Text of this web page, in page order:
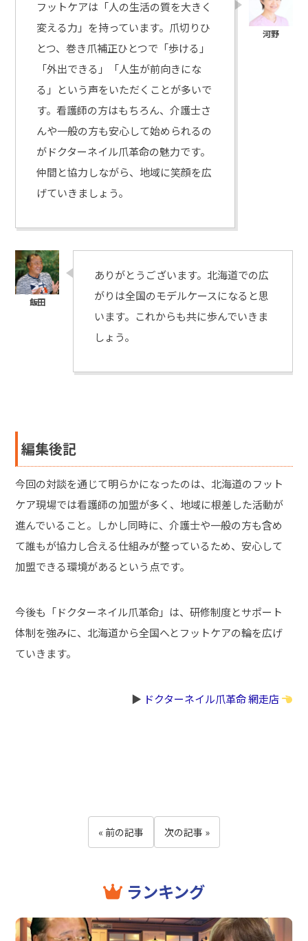
フットケアは「人の生活の質を大きく
変える力」を持っています。爪切りひ
とつ、巻き爪補正ひとつで「歩ける」
「外出できる」「人生が前向きにな
る」という声をいただくことが多いで
す。看護師の方はもちろん、介護士さ
んや一般の方も安心して始められるの
がドクターネイル爪革命の魅力です。
仲間と協力しながら、地域に笑顔を広
げていきましょう。
ありがとうございます。北海道での広
がりは全国のモデルケースになると思
います。これからも共に歩んでいきま
しょう。
編集後記
今回の対談を通じて明らかになったのは、北海道のフット
ケア現場では看護師の加盟が多く、地域に根差した活動が
進んでいること。しかし同時に、介護士や一般の方も含め
て誰もが協力し合える仕組みが整っているため、安心して
加盟できる環境があるという点です。
今後も「ドクターネイル爪革命」は、研修制度とサポート
体制を強みに、北海道から全国へとフットケアの輪を広げ
ていきます。
▶︎ ドクターネイル爪革命 網走店
« 前の記事 次の記事 »
ランキング